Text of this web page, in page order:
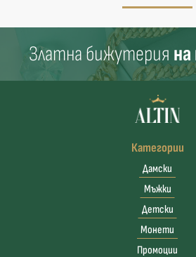
Златна бижутерия
Категории
Дамски
Мъжки
Детски
Монети
Промоции